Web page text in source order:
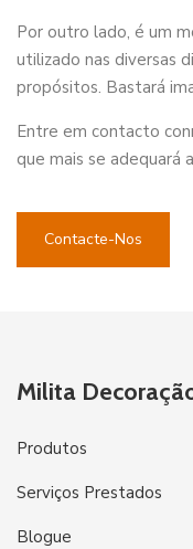
Por outro lado, é um
utilizado nas diversas
propósitos. Bastará
Entre em contacto
que mais se adequará
Contacte-Nos
Milita
Produtos
Serviços Prestados
Blogue